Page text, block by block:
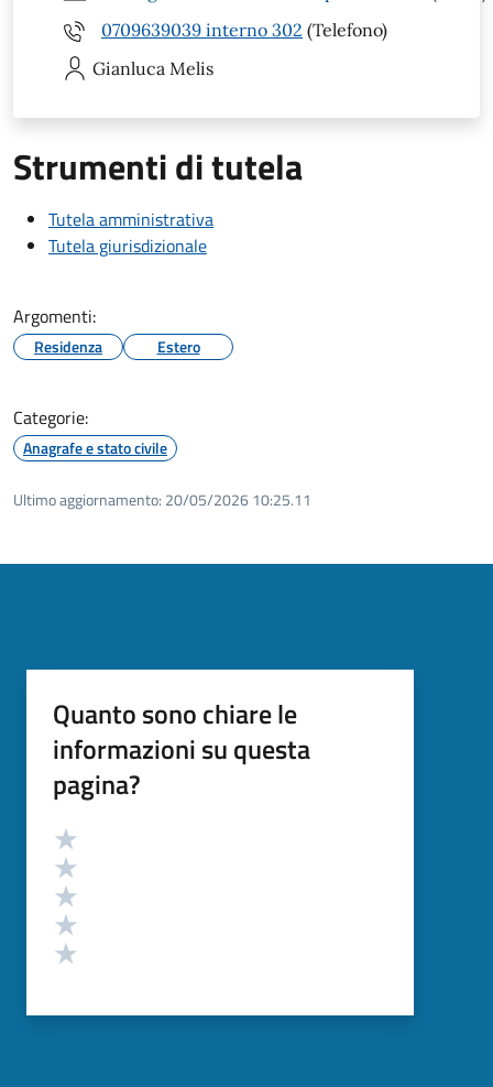
0709639039 interno 302 (Telefono)
Gianluca Melis
Strumenti di tutela
Tutela amministrativa
Tutela giurisdizionale
Argomenti:
Residenza Estero
Categorie:
Anagrafe e stato civile
Ultimo aggiornamento: 20/05/2026 10:25.11
Quanto sono chiare le
informazioni su questa
pagina?
Valutazione